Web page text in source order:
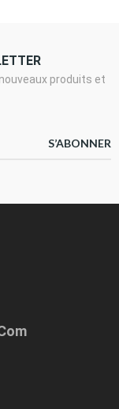
produits et
S’ABONNER